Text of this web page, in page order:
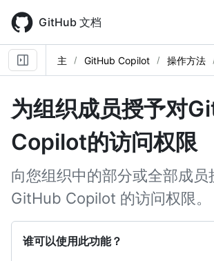
main
content
GitHub 文档
主 GitHub Copilot 操作方法
为组织成员授予对
Copilot的访问权限
向您组织中的部分或全部成员
GitHub Copilot 的访问权限。
谁可以使用此功能？